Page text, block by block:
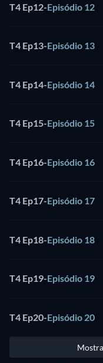
T4 Ep12-Episódio 12
T4 Ep13-Episódio 13
T4 Ep14-Episódio 14
T4 Ep15-Episódio 15
T4 Ep16-Episódio 16
T4 Ep17-Episódio 17
T4 Ep18-Episódio 18
T4 Ep19-Episódio 19
T4 Ep20-Episódio 20